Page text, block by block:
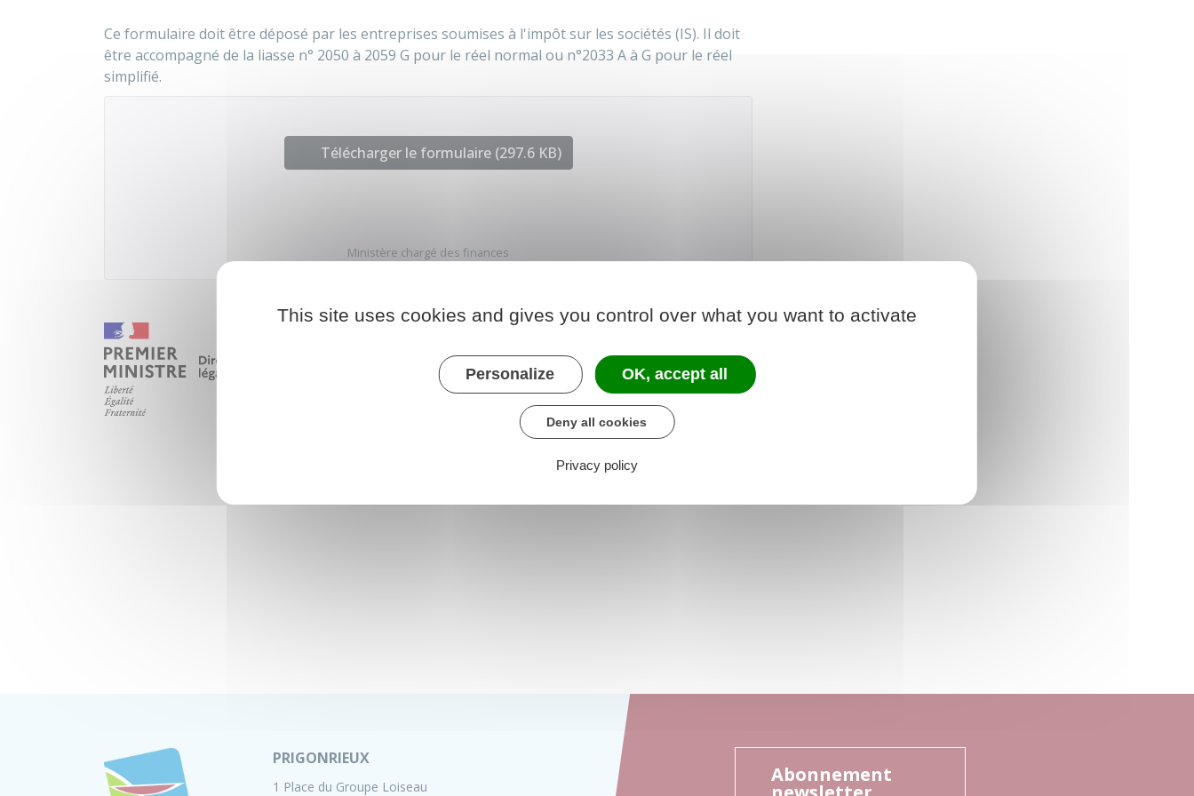
Ce formulaire doit être déposé par les entreprises soumises à l'impôt sur les sociétés (IS). Il doit
être accompagné de la liasse n° 2050 à 2059 G pour le réel normal ou n°2033 A à G pour le réel
simplifié.
Télécharger le formulaire (297.6 KB)
Ministère chargé des finances
PRIGONRIEUX
1 Place du Groupe Loiseau
Abonnement
This site uses cookies and gives you control over what you want to activate
Personalize OK, accept all
Deny all cookies
Privacy policy